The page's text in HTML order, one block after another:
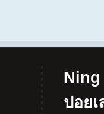
Ning
ปอย